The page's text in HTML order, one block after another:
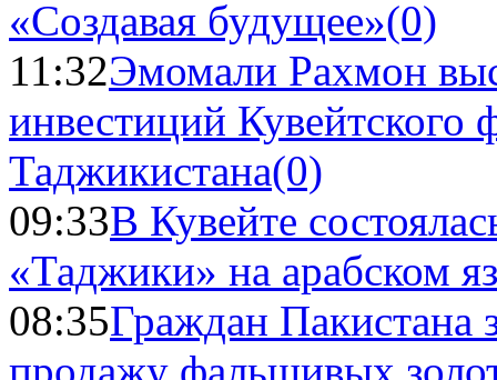
«Создавая будущее»(0)
11:32Эмомали Рахмон
инвестиций Кувейтского
Таджикистана(0)
09:33В Кувейте
«Таджики» на арабском
08:35Граждан Пакистана